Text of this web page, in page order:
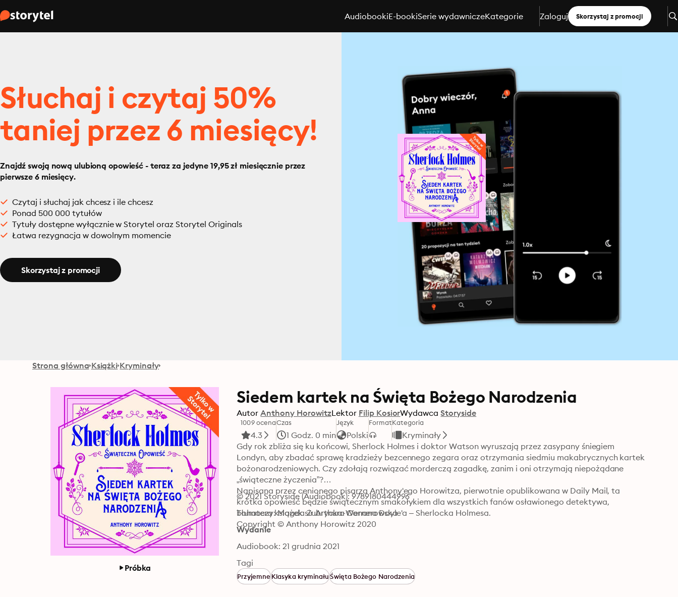
AudiobookiE-bookiSerie wydawniczeKategorie Zaloguj Skorzystaj z promocji
Słuchaj i czytaj 50%
taniej przez 6 miesięcy!
Znajdź swoją nową ulubioną opowieść - teraz za jedyne 19,95 zł miesięcznie przez
pierwsze 6 miesięcy.
Czytaj i słuchaj jak chcesz i ile chcesz
Ponad 500 000 tytułów
Tytuły dostępne wyłącznie w Storytel oraz Storytel Originals
Łatwa rezygnacja w dowolnym momencie
Skorzystaj z promocji
Strona główna Książki Kryminały
Próbka
Siedem kartek na Święta Bożego Narodzenia
Autor Anthony HorowitzLektor Filip KosiorWydawca Storyside
1009 ocena
4.3
Czas
1 Godz. 0 min
Język
Polski
FormatKategoria
Kryminały
Gdy rok zbliża się ku końcowi, Sherlock Holmes i doktor Watson wyruszają przez zasypany śniegiem
Londyn, aby zbadać sprawę kradzieży bezcennego zegara oraz otrzymania siedmiu makabrycznych kartek
bożonarodzeniowych. Czy zdołają rozwiązać morderczą zagadkę, zanim i oni otrzymają niepożądane
„świąteczne życzenia”?
Napisana przez cenionego pisarza Anthony'ego Horowitza, pierwotnie opublikowana w Daily Mail, ta
krótka opowieść będzie świątecznym smakołykiem dla wszystkich fanów osławionego detektywa,
bohatera książek sir Arthura Conana Doyle'a – Sherlocka Holmesa.
Copyright © Anthony Horowitz 2020
© 2021 Storyside (Audiobook): 9789180444996
Tłumaczy: Magda Zubrycka-Wernerowska
Wydanie
Audiobook: 21 grudnia 2021
Tagi
PrzyjemneKlasyka kryminałuŚwięta Bożego Narodzenia